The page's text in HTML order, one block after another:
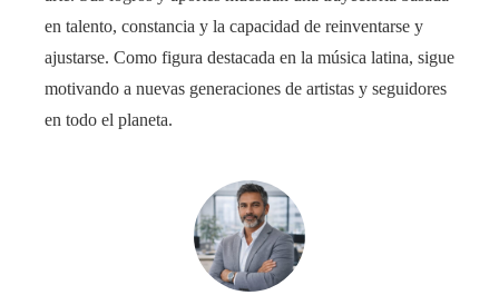
en talento, constancia y la capacidad de reinventarse y
ajustarse. Como figura destacada en la música latina, sigue
motivando a nuevas generaciones de artistas y seguidores
en todo el planeta.